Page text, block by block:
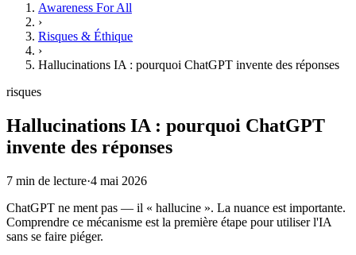
Awareness For All
›
Risques & Éthique
›
Hallucinations IA : pourquoi ChatGPT invente des réponses
risques
Hallucinations IA : pourquoi ChatGPT
invente des réponses
7 min de lecture·4 mai 2026
ChatGPT ne ment pas — il « hallucine ». La nuance est importante.
Comprendre ce mécanisme est la première étape pour utiliser l'IA
sans se faire piéger.